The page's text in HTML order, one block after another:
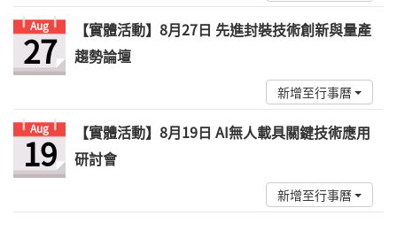
Aug
27
【實體活動】8月27日 先進封裝技術創新與量產
趨勢論壇
新增至行事曆
Aug
19
【實體活動】8月19日 AI無人載具關鍵技術應用
研討會
新增至行事曆